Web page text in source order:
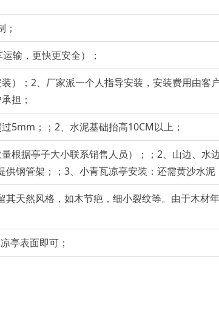
输，更快更安全）；
）；2、厂家派一个人指导安装，安装费用由客
担；
5mm；；2、水泥基础抬高10CM以上；
根据亭子大小联系销售人员）；；2、山边、水
钢管架；；3、小青瓦凉亭安装：还需黄沙水泥
其天然风格，如木节疤，细小裂纹等。由于木材
亭表面即可；